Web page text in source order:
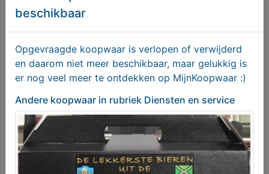
BUULS Bier - Cadeauverpakking Bosduvel 75cl
Aangeboden
beschikbaar
Opgevraagde koopwaar is verlopen of verwijderd
en daarom niet meer beschikbaar, maar gelukkig is
er nog veel meer te ontdekken op MijnKoopwaar :)
Andere koopwaar in rubriek Diensten en service